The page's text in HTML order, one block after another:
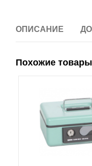
ОПИСАНИЕ
Похожие